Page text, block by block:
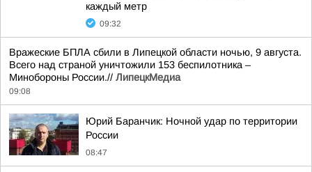
каждый метр
09:32
Вражеские БПЛА сбили в Липецкой области ночью, 9 августа.
Всего над страной уничтожили 153 беспилотника –
Минобороны России.// ЛипецкМедиа
09:08
Юрий Баранчик: Ночной удар по территории
России
08:47